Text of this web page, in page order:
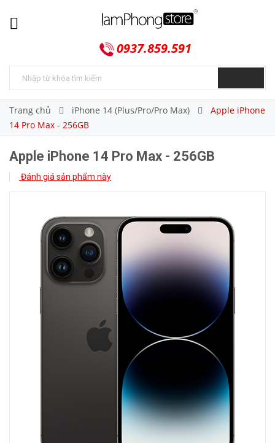
0937.859.591
Trang chủ iPhone 14 (Plus/Pro/Pro Max)
Apple iPhone
14 Pro Max - 256GB
Apple iPhone 14 Pro Max - 256GB
Đánh giá sản phẩm này